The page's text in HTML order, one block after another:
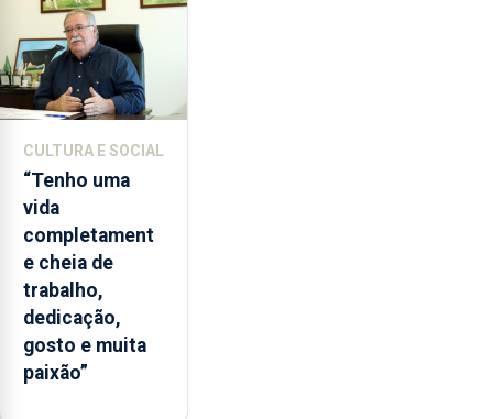
CULTURA E SOCIAL
“Tenho uma
vida
completament
e cheia de
trabalho,
dedicação,
gosto e muita
paixão”